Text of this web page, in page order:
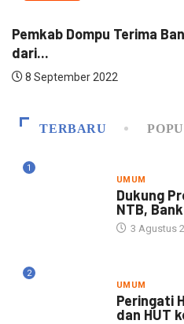
Pemkab Dompu Terima
dari...
8 September 2022
TERBARU
1
UMUM
Dukung
NTB,
3 Agustus
2
UMUM
Peringati
dan HUT